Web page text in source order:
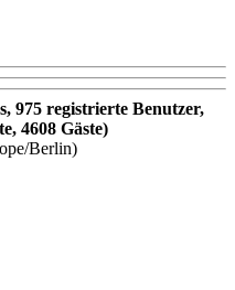
975 registrierte Benutzer,
4608 Gäste)
Berlin)